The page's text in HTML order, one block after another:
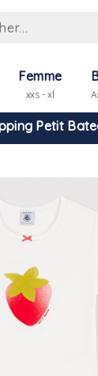
Femme
xxs - xl
Petit
partout
par carte